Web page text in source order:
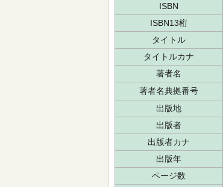
ISBN
ISBN13桁
タイトル
タイトルカナ
著者名
著者名典拠番号
出版地
出版者
出版者カナ
出版年
ページ数